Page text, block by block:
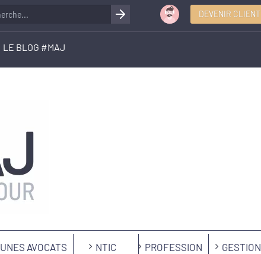
DEVENIR CLIENT
LE BLOG #MAJ
AVOCATS NTIC PROFESSION GESTION